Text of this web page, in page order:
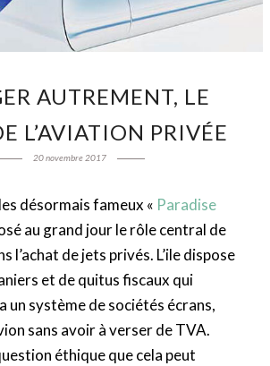
AUTREMENT, LE
L’AVIATION PRIVÉE
20 novembre 2017
désormais fameux « Paradise
au grand jour le rôle central de
l’achat de jets privés. L’ile dispose
et de quitus fiscaux qui
un système de sociétés écrans,
sans avoir à verser de TVA.
éthique que cela peut